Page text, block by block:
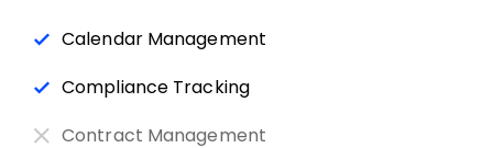
Calendar Management
Compliance Tracking
Contract Management